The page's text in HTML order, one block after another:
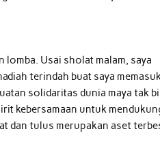
Usai sholat malam, saya
terindah buat saya
solidaritas dunia maya tak
kebersamaan untuk
dan tulus merupakan aset